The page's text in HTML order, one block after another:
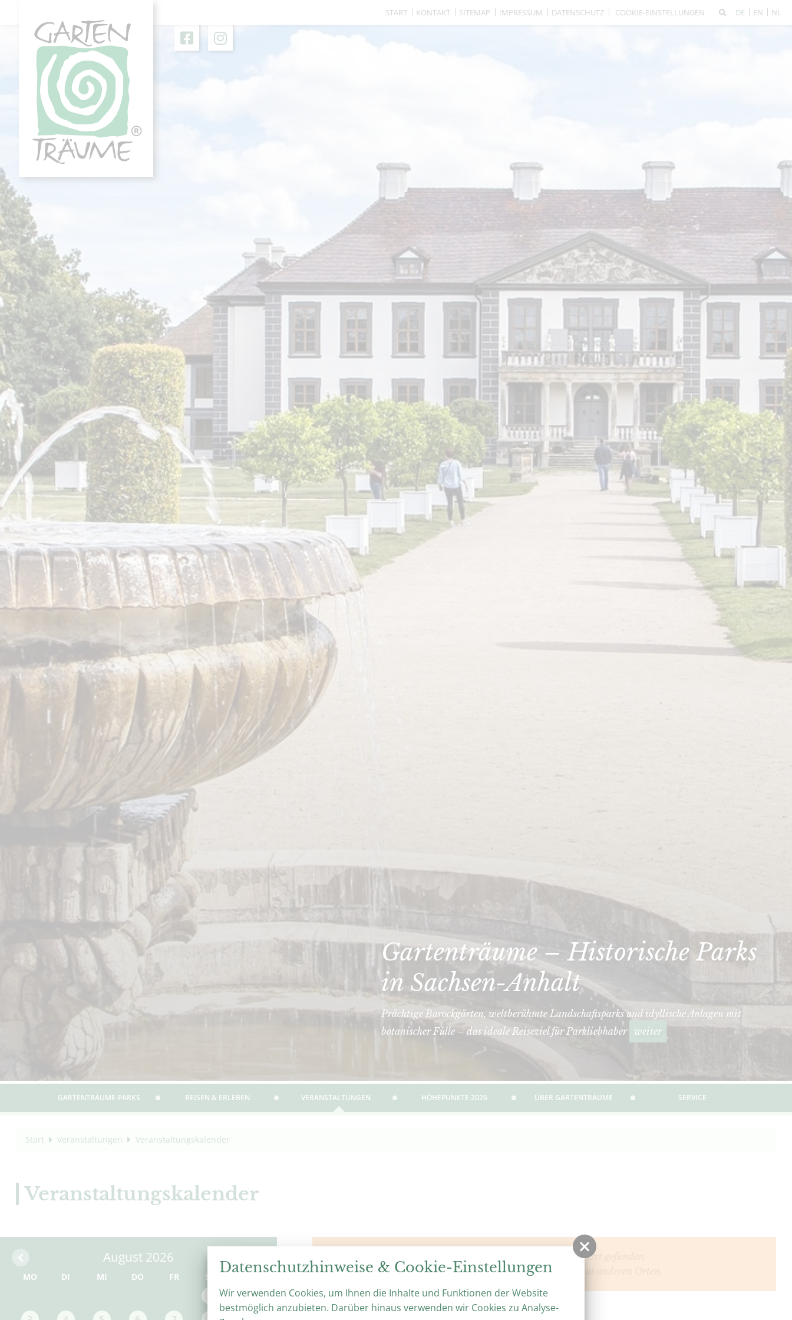
START KONTAKT SITEMAP IMPRESSUM DATENSCHUTZ COOKIE-EINSTELLUNGEN DE EN NL
Gartenträume – Historische Parks
in Sachsen-Anhalt
Prächtige Barockgärten, weltberühmte Landschaftsparks und idyllische Anlagen mit
botanischer Fülle – das ideale Reiseziel für Parkliebhaber weiter
GARTENTRÄUME-PARKS REISEN & ERLEBEN VERANSTALTUNGEN HÖHEPUNKTE 2026 ÜBER GARTENTRÄUME SERVICE
Start Veranstaltungen Veranstaltungskalender
Veranstaltungskalender
August 2026
MO DI MI DO FR SA
2
Keine Veranstaltungen für diesen Ort gefunden.
Hier finden Sie aktuelle Highlights aus anderen Orten.
Datenschutzhinweise & Cookie-Einstellungen
Wir verwenden Cookies, um Ihnen die Inhalte und Funktionen der Website
bestmöglich anzubieten. Darüber hinaus verwenden wir Cookies zu Analyse-